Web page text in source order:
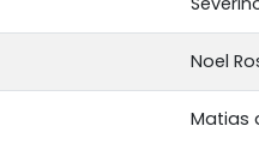
Noel
Matias